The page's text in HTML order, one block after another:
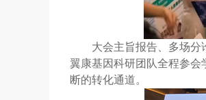
大会主旨报告、多场分
翼康基因科研团队全程参会
断的转化通道。